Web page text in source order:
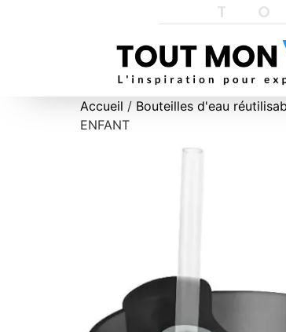
Accueil / Bouteilles d'eau
ENFANT